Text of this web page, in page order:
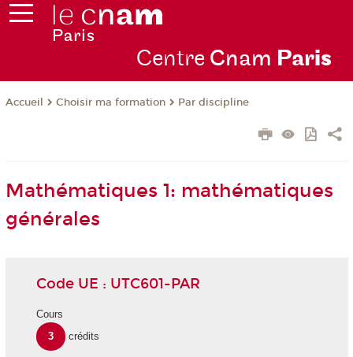
Centre Cnam Paris
Accueil Choisir ma formation Par discipline
Mathématiques 1: mathématiques
générales
Code UE : UTC601-PAR
Cours
3
crédits